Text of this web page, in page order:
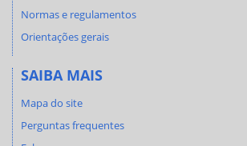
Normas e regulamentos
Orientações gerais
SAIBA MAIS
Mapa do site
Perguntas frequentes